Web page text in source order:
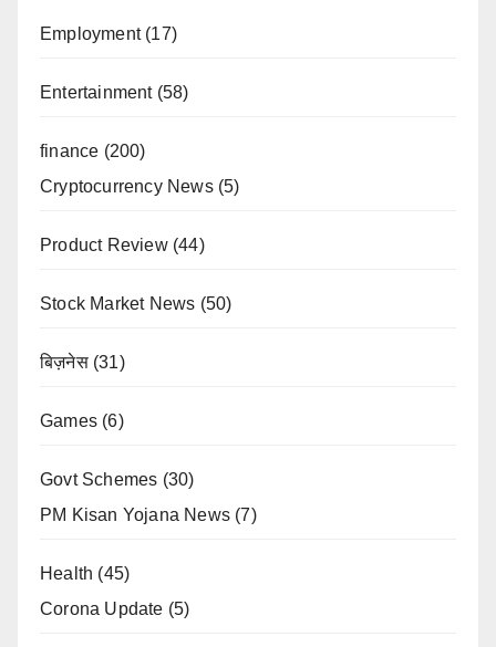
Employment(17)
Entertainment(58)
finance (200)
Cryptocurrency News(5)
Product Review(44)
Stock Market News (50)
बिज़नेस(31)
Games (6)
Govt Schemes (30)
PM Kisan Yojana News (7)
Health (45)
Corona Update (5)